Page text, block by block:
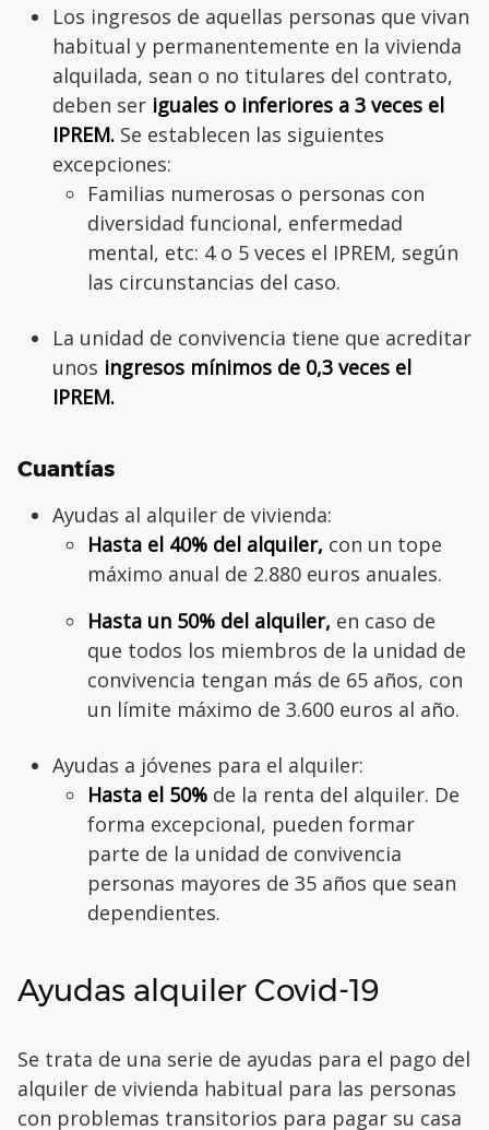
Los ingresos de aquellas personas que vivan
habitual y permanentemente en la vivienda
alquilada, sean o no titulares del contrato,
deben ser iguales o inferiores a 3 veces el
IPREM. Se establecen las siguientes
excepciones:
Familias numerosas o personas con
diversidad funcional, enfermedad
mental, etc: 4 o 5 veces el IPREM, según
las circunstancias del caso.
La unidad de convivencia tiene que acreditar
unos ingresos mínimos de 0,3 veces el
IPREM.
Cuantías
Ayudas al alquiler de vivienda:
Hasta el 40% del alquiler, con un tope
máximo anual de 2.880 euros anuales.
Hasta un 50% del alquiler, en caso de
que todos los miembros de la unidad de
convivencia tengan más de 65 años, con
un límite máximo de 3.600 euros al año.
Ayudas a jóvenes para el alquiler:
Hasta el 50% de la renta del alquiler. De
forma excepcional, pueden formar
parte de la unidad de convivencia
personas mayores de 35 años que sean
dependientes.
Ayudas alquiler Covid-19
Se trata de una serie de ayudas para el pago del
alquiler de vivienda habitual para las personas
con problemas transitorios para pagar su casa